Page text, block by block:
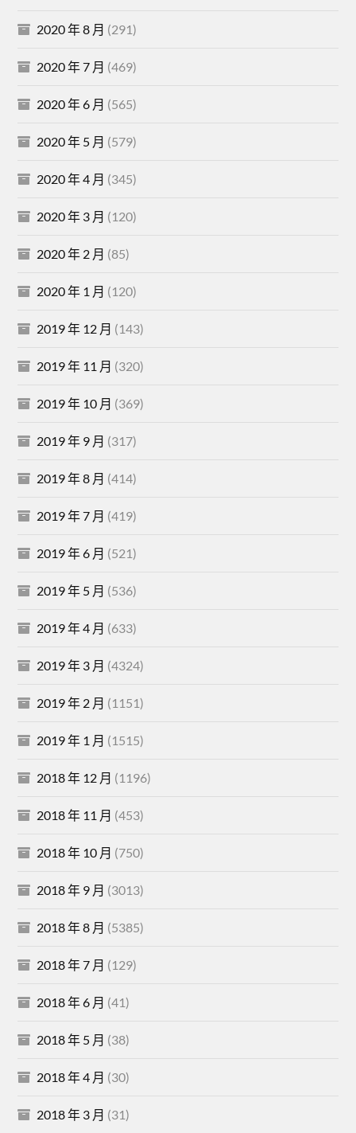
2020 年 8 月 (291)
2020 年 7 月 (469)
2020 年 6 月 (565)
2020 年 5 月 (579)
2020 年 4 月 (345)
2020 年 3 月 (120)
2020 年 2 月 (85)
2020 年 1 月 (120)
2019 年 12 月 (143)
2019 年 11 月 (320)
2019 年 10 月 (369)
2019 年 9 月 (317)
2019 年 8 月 (414)
2019 年 7 月 (419)
2019 年 6 月 (521)
2019 年 5 月 (536)
2019 年 4 月 (633)
2019 年 3 月 (4324)
2019 年 2 月 (1151)
2019 年 1 月 (1515)
2018 年 12 月 (1196)
2018 年 11 月 (453)
2018 年 10 月 (750)
2018 年 9 月 (3013)
2018 年 8 月 (5385)
2018 年 7 月 (129)
2018 年 6 月 (41)
2018 年 5 月 (38)
2018 年 4 月 (30)
2018 年 3 月 (31)